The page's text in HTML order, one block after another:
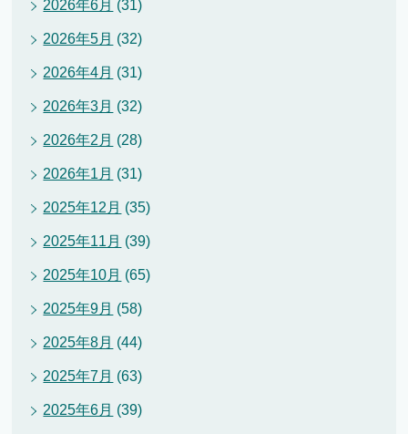
2026年6月 (31)
2026年5月 (32)
2026年4月 (31)
2026年3月 (32)
2026年2月 (28)
2026年1月 (31)
2025年12月 (35)
2025年11月 (39)
2025年10月 (65)
2025年9月 (58)
2025年8月 (44)
2025年7月 (63)
2025年6月 (39)